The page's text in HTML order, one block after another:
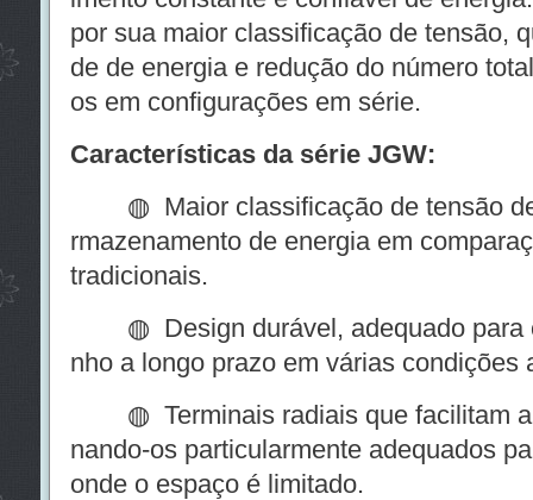
por sua maior classificação de tensão,
de de energia e redução do número
os em configurações em série.
Características da série JGW:
◍ Maior classificação de tensão de
rmazenamento de energia em
tradicionais.
◍ Design durável, adequado para
nho a longo prazo em várias condições
◍ Terminais radiais que facilitam a
nando-os particularmente adequados
onde o espaço é limitado.